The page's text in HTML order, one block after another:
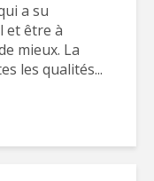
a su
et être à
mieux. La
les qualités...